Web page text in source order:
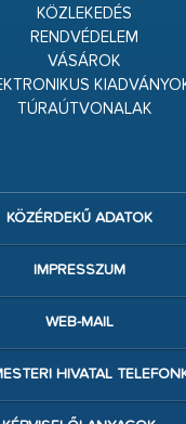
KÖZLEKEDÉS
RENDVÉDELEM
VÁSÁROK
TÚRAÚTVONALAK
KÖZÉRDEKŰ ADATOK
IMPRESSZUM
WEB-MAIL
HIVATAL